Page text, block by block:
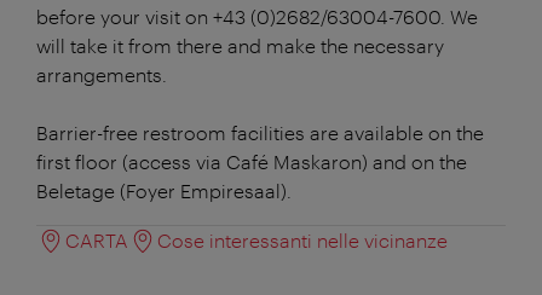
before your visit on +43 (0)2682/63004-7600. We
will take it from there and make the necessary
arrangements.
Barrier-free restroom facilities are available on the
first floor (access via Café Maskaron) and on the
Beletage (Foyer Empiresaal).
CARTA Cose interessanti nelle vicinanze